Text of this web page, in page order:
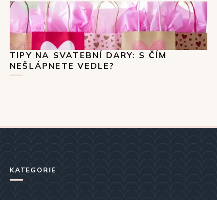
TIPY NA SVATEBNÍ DARY: S ČÍM
NEŠLÁPNETE VEDLE?
KATEGORIE